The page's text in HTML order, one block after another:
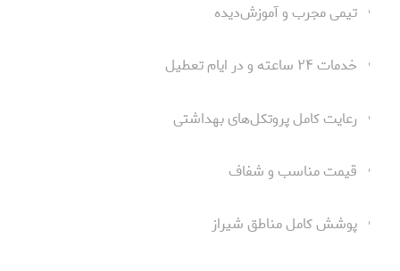
تیمی مجرب و آموزش‌دیده
خدمات ۲۴ ساعته و در ایام تعطیل
رعایت کامل پروتکل‌های بهداشتی
قیمت مناسب و شفاف
پوشش کامل مناطق شیراز